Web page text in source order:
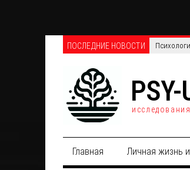
ПОСЛЕДНИЕ НОВОСТИ
PSY-
Главная Личная жизнь